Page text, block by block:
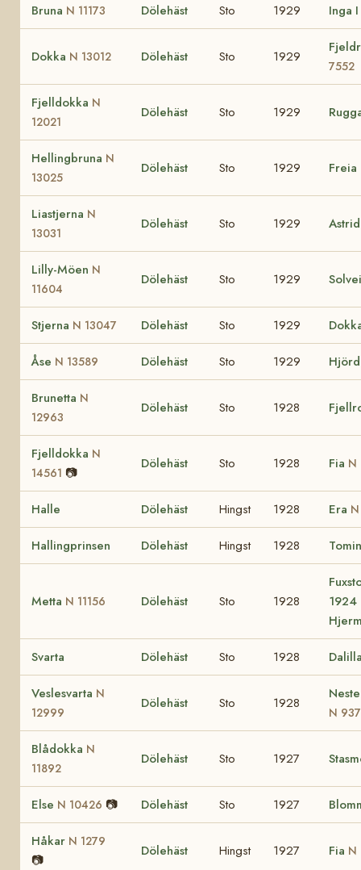
Bruna N 11173 Dölehäst Sto 1929 Inga I
Dokka N 13012 Dölehäst Sto 1929
7552
Fjelldokka N
12021
Dölehäst Sto 1929
Hellingbruna N
13025
Dölehäst Sto 1929 Freia
Liastjerna N
13031
Dölehäst Sto 1929
Lilly-Möen N
11604
Dölehäst Sto 1929
Stjerna N 13047 Dölehäst Sto 1929
Åse N 13589 Dölehäst Sto 1929
Brunetta N
12963
Dölehäst Sto 1928
Fjelldokka N
14561 📷
Dölehäst Sto 1928 Fia N
Halle Dölehäst Hingst 1928 Era
Hallingprinsen Dölehäst Hingst 1928
Metta N 11156 Dölehäst Sto 1928
1924
Svarta Dölehäst Sto 1928
Veslesvarta N
12999
Dölehäst Sto 1928
N
Blådokka N
11892
Dölehäst Sto 1927
Else N 10426 📷 Dölehäst Sto 1927
Håkar N 1279
📷
Dölehäst Hingst 1927 Fia N